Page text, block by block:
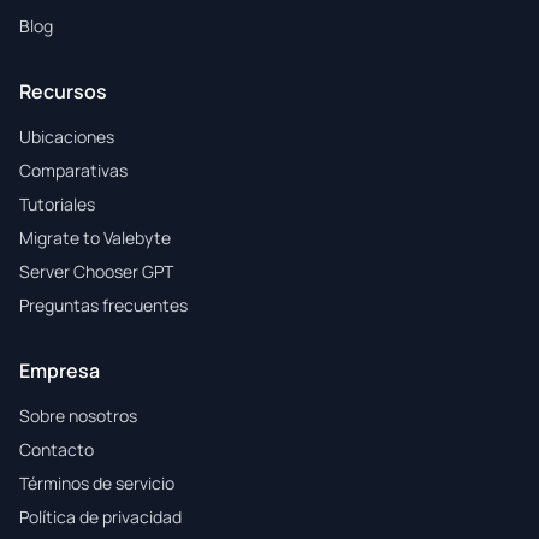
Blog
Recursos
Ubicaciones
Comparativas
Tutoriales
Migrate to Valebyte
Server Chooser GPT
Preguntas frecuentes
Empresa
Sobre nosotros
Contacto
Términos de servicio
Política de privacidad